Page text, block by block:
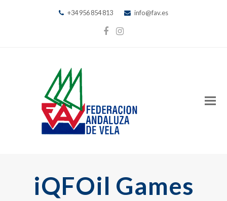
+34 956 854 813 info@fav.es
Facebook
Instagram
iQFOil Games